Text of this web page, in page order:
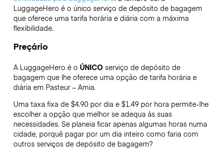
LuggageHero é o único serviço de depósito de bagagem
que oferece uma tarifa horária e diária com a máxima
flexibilidade.
Preçário
A LuggageHero é o ÚNICO serviço de depósito de
bagagem que lhe oferece uma opção de tarifa horária e
diária em Pasteur – Amia.
Uma taxa fixa de $4.90 por dia e $1.49 por hora permite-lhe
escolher a opção que melhor se adequa às suas
necessidades. Se planeia ficar apenas algumas horas numa
cidade, porquê pagar por um dia inteiro como faria com
outros serviços de depósito de bagagem?